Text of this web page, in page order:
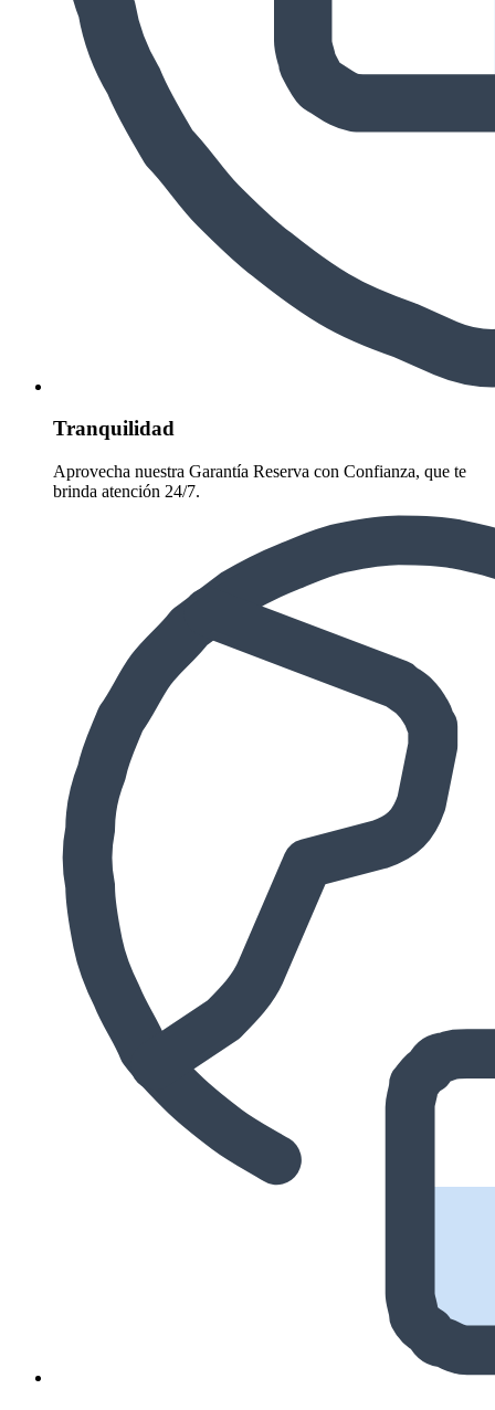
Tranquilidad
Aprovecha nuestra Garantía Reserva con Confianza, que te
brinda atención 24/7.